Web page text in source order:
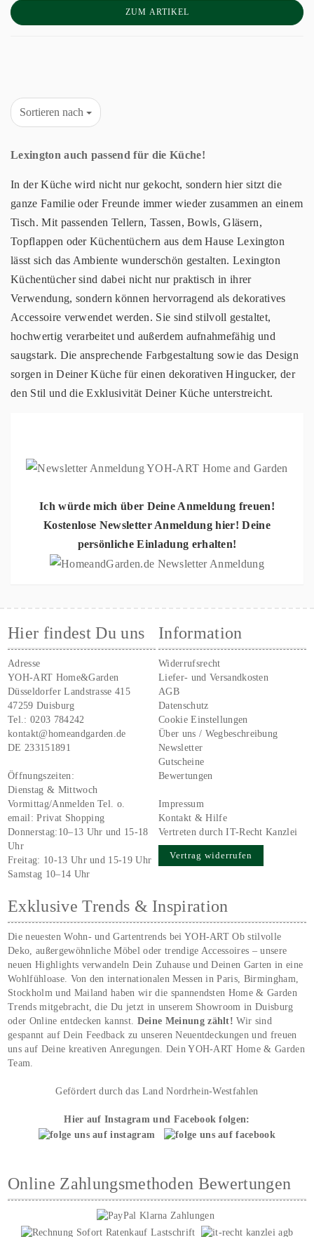
ZUM ARTIKEL
Sortieren nach
Lexington auch passend für die Küche!
In der Küche wird nicht nur gekocht, sondern hier sitzt die
ganze Familie oder Freunde immer wieder zusammen an einem
Tisch. Mit passenden Tellern, Tassen, Bowls, Gläsern,
Topflappen oder Küchentüchern aus dem Hause Lexington
lässt sich das Ambiente wunderschön gestalten. Lexington
Küchentücher sind dabei nicht nur praktisch in ihrer
Verwendung, sondern können hervorragend als dekoratives
Accessoire verwendet werden. Sie sind stilvoll gestaltet,
hochwertig verarbeitet und außerdem aufnahmefähig und
saugstark. Die ansprechende Farbgestaltung sowie das Design
sorgen in Deiner Küche für einen dekorativen Hingucker, der
den Stil und die Exklusivität Deiner Küche unterstreicht.
Ich würde mich über Deine Anmeldung freuen!
Kostenlose Newsletter Anmeldung hier! Deine
persönliche Einladung erhalten!
Hier findest Du uns
Adresse
YOH-ART Home&Garden
Düsseldorfer Landstrasse 415
47259 Duisburg
Tel.:0203 784242
kontakt@homeandgarden.de
DE 233151891
Öffnungszeiten:
Dienstag & Mittwoch
Vormittag/Anmelden Tel. o.
email:Privat Shopping
Donnerstag:10–13 Uhr und 15-18
Uhr
Freitag: 10-13 Uhr und 15-19 Uhr
Samstag 10–14 Uhr
Information
Widerrufsrecht
Liefer- und Versandkosten
AGB
Datenschutz
Cookie Einstellungen
Über uns / Wegbeschreibung
Newsletter
Gutscheine
Bewertungen
Impressum
Kontakt & Hilfe
Vertreten durch IT-Recht Kanzlei
Vertrag widerrufen
Exklusive Trends & Inspiration
Die neuesten Wohn- und Gartentrends bei YOH‑ART Ob stilvolle
Deko, außergewöhnliche Möbel oder trendige Accessoires – unsere
neuen Highlights verwandeln Dein Zuhause und Deinen Garten in eine
Wohlfühloase. Von den internationalen Messen in Paris, Birmingham,
Stockholm und Mailand haben wir die spannendsten Home & Garden
Trends mitgebracht, die Du jetzt in unserem Showroom in Duisburg
oder Online entdecken kannst. Deine Meinung zählt!Wir sind
gespannt auf Dein Feedback zu unseren Neuentdeckungen und freuen
uns auf Deine kreativen Anregungen. Dein YOH‑ART Home & Garden
Team.
Gefördert durch das Land Nordrhein-Westfahlen
Hier auf Instagram und Facebook folgen:
Online Zahlungsmethoden Bewertungen